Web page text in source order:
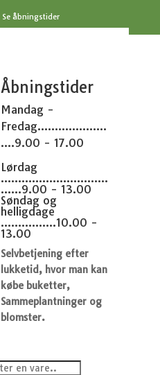
Se åbningstider
Åbningstider
Mandag -
Fredag....................
....9.00 - 17.00
Lørdag
...............................
......9.00 - 13.00
Søndag og
helligdage
................10.00 -
13.00
Selvbetjening efter
lukketid, hvor man kan
købe buketter,
Sammeplantninger og
blomster.